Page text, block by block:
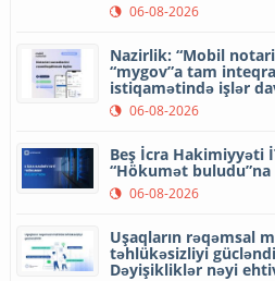
06-08-2026
Nazirlik: “Mobil
“mygov”a tam
istiqamətində işlər
06-08-2026
Beş İcra Hakimiyyəti
“Hökumət
06-08-2026
Uşaqların rəqəmsal
təhlükəsizliyi
Dəyişikliklər nəyi